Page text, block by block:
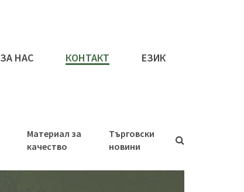
ЗА НАС КОНТАКТ ЕЗИК
Материал за
качество
Търговски
новини